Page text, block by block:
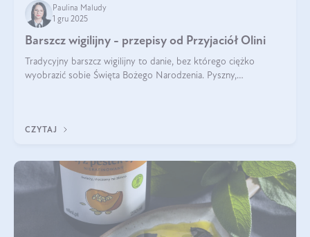
Paulina Maludy
1 gru 2025
Barszcz wigilijny - przepisy od Przyjaciół Olini
Tradycyjny barszcz wigilijny to danie, bez którego ciężko
wyobrazić sobie Święta Bożego Narodzenia. Pyszny,
CZYTAJ